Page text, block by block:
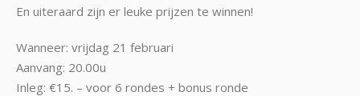
En uiteraard zijn er leuke prijzen te winnen!
Wanneer: vrijdag 21 februari
Aanvang: 20.00u
Inleg: €15. – voor 6 rondes + bonus ronde